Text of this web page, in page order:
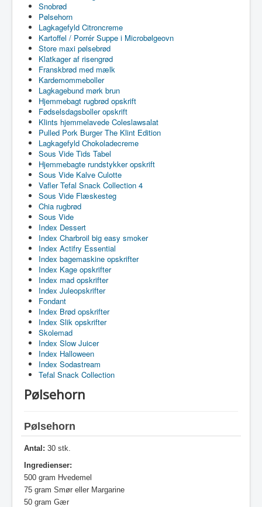
Snobrød
Pølsehorn
Lagkagefyld Citroncreme
Kartoffel / Porrér Suppe i Microbølgeovn
Store maxi pølsebrød
Klatkager af risengrød
Franskbrød med mælk
Kardemommeboller
Lagkagebund mørk brun
Hjemmebagt rugbrød opskrift
Fødselsdagsboller opskrift
Klints hjemmelavede Coleslawsalat
Pulled Pork Burger The Klint Edition
Lagkagefyld Chokoladecreme
Sous Vide Tids Tabel
Hjemmebagte rundstykker opskrift
Sous Vide Kalve Culotte
Vafler Tefal Snack Collection 4
Sous Vide Flæskesteg
Chia rugbrød
Sous Vide
Index Dessert
Index Charbroil big easy smoker
Index Actifry Essential
Index bagemaskine opskrifter
Index Kage opskrifter
Index mad opskrifter
Index Juleopskrifter
Fondant
Index Brød opskrifter
Index Slik opskrifter
Skolemad
Index Slow Juicer
Index Halloween
Index Sodastream
Tefal Snack Collection
Pølsehorn
Pølsehorn
Antal: 30 stk.
Ingredienser:
500 gram Hvedemel
75 gram Smør eller Margarine
50 gram Gær